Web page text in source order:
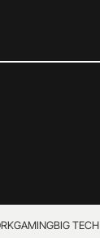
GAMINGBIG TECH